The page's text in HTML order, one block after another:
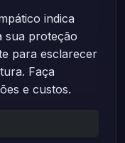
indica
sua proteção
para esclarecer
Faça
e custos.